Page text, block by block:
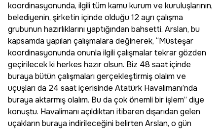
koordinasyonunda, ilgili tüm kamu kurum ve kuruluşlarının,
belediyenin, şirketin içinde olduğu 12 ayrı çalışma
grubunun hazırlıklarını yaptığından bahsetti. Arslan, bu
kapsamda yapılan çalışmalara değinerek, “Müsteşar
koordinasyonunda onunla ilgili çalışmalar tekrar gözden
geçirilecek ki herkes hazır olsun. Biz 48 saat içinde
buraya bütün çalışmaları gerçekleştirmiş olalım ve
uçuşları da 24 saat içerisinde Atatürk Havalimanı’nda
buraya aktarmış olalım. Bu da çok önemli bir işlem” diye
konuştu. Havalimanı açıldıktan itibaren dışarıdan gelen
uçakların buraya indirileceğini belirten Arslan, o gün